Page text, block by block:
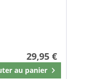
29,95 €
au panier
Mémoriser